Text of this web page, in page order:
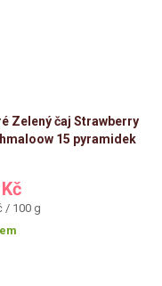
Zelený čaj Strawberry
15 pyramidek
/ 100 g